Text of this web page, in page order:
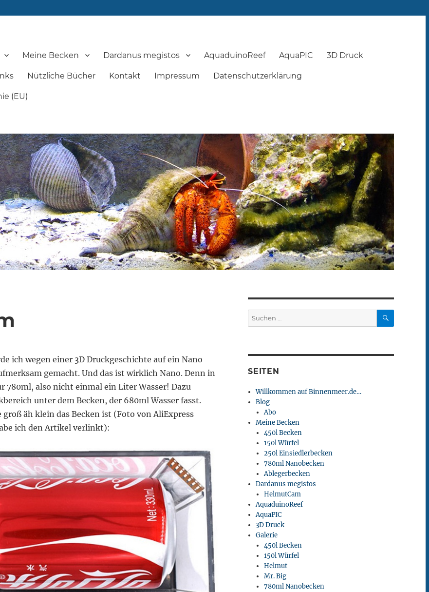
Meine Becken Dardanus megistos AquaduinoReef AquaPIC 3D Druck
Nützliche Bücher Kontakt Impressum Datenschutzerklärung
(EU)
ich wegen einer 3D Druckgeschichte auf ein Nano
gemacht. Und das ist wirklich Nano. Denn in
780ml, also nicht einmal ein Liter Wasser! Dazu
unter dem Becken, der 680ml Wasser fasst.
äh klein das Becken ist (Foto von AliExpress
ich den Artikel verlinkt):
Suchen
nach:
SUCHEN
SEITEN
Willkommen auf Binnenmeer.de…
Blog
Abo
Meine Becken
450l Becken
150l Würfel
250l Einsiedlerbecken
780ml Nanobecken
Ablegerbecken
Dardanus megistos
HelmutCam
AquaduinoReef
AquaPIC
3D Druck
Galerie
450l Becken
150l Würfel
Helmut
Mr. Big
780ml Nanobecken